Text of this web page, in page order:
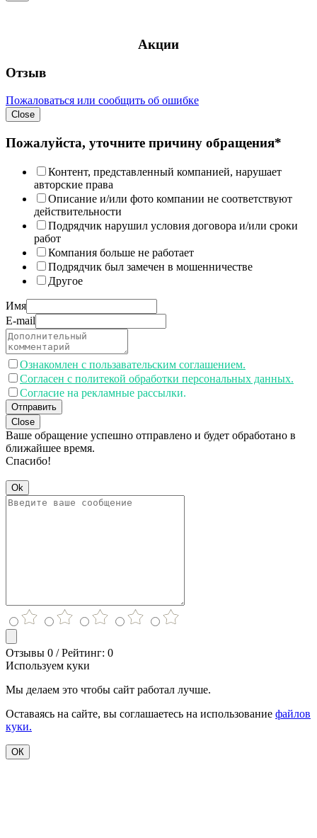
Акции
Отзыв
Пожаловаться или сообщить об ошибке
Close
Пожалуйста, уточните причину обращения*
Контент, представленный компанией, нарушает
авторские права
Описание и/или фото компании не соответствуют
действительности
Подрядчик нарушил условия договора и/или сроки
работ
Компания больше не работает
Подрядчик был замечен в мошенничестве
Другое
Имя
E-mail
Ознакомлен с пользавательским соглашением.
Согласен с политекой обработки персональных данных.
Согласие на рекламные рассылки.
Отправить
Close
Ваше обращение успешно отправлено и будет обработано в
ближайшее время.
Спасибо!
Ok
Отзывы 0 / Рейтинг: 0
Используем куки
Мы делаем это чтобы сайт работал лучше.
Оставаясь на сайте, вы соглашаетесь на использование файлов
куки.
ОК